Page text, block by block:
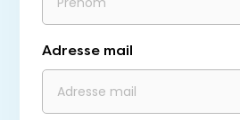
Adresse mail